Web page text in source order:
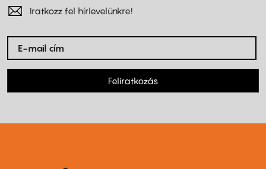
Iratkozz fel hírlevelünkre!
Feliratkozás